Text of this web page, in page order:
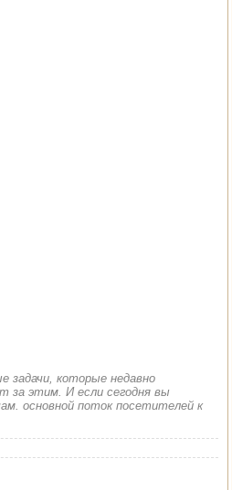
задачи, которые недавно
за этим. И если сегодня вы
основной поток посетителей к